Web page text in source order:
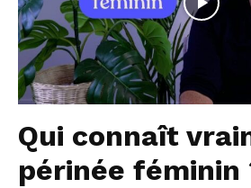
Qui connaît
périnée féminin